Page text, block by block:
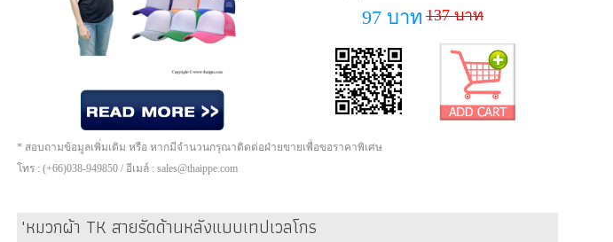
97 บาท 137 บาท
* สอบถามข้อมูลเพิ่มเติม หรือ หากมีจำนวนกรุณาติดต่อฝ่ายขายเพื่อขอราคาพิเศษ
โทร : (+66)038-949850 / อีเมล์ : sales@thaippe.com
'หมวกผ้า TK สายรัดด้านหลังแบบเทปเวลโกร